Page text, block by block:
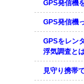
GPS発信機
GPS発信機
GPSをレン
浮気調査と
見守り携帯